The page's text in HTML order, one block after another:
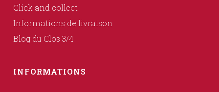
Click and collect
Informations de livraison
Blog du Clos 3/4
INFORMATIONS